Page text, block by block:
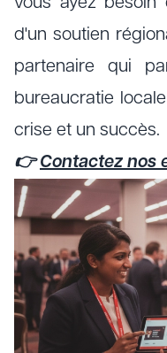
vous ayez besoin
d'un soutien
partenaire qui
bureaucratie
crise et un succès.
👉Contactez nos